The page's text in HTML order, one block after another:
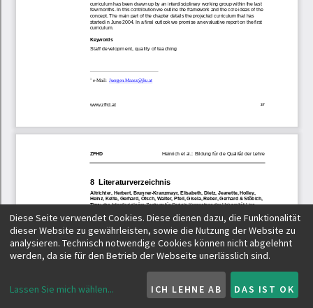
Diese Seite verwendet Cookies. Diese dienen dazu, die Funktionalität
dieser Website zu gewährleisten, sowie die Nutzung der Website zu
analysieren. Technisch notwendige Cookies können nicht abgelehnt
werden, da sie für den Betrieb der Webseite unerlässlich sind.
Lassen Sie mich wählen... ICH LEHNE AB DAS IST OK